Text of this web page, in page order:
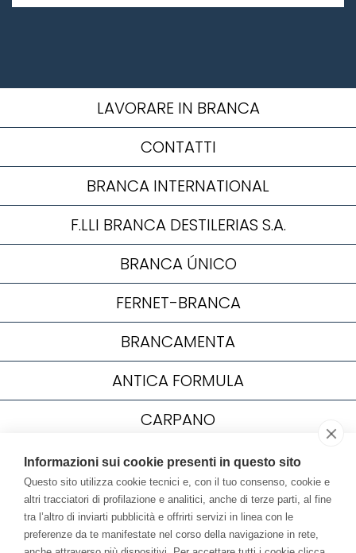
LAVORARE IN BRANCA
CONTATTI
BRANCA INTERNATIONAL
F.LLI BRANCA DESTILERIAS S.A.
BRANCA ÚNICO
FERNET-BRANCA
BRANCAMENTA
ANTICA FORMULA
CARPANO
CAFFÉ BORGHETTI
YOUTUBE
BEVI RESPONSABILMENTE
Informazioni sui cookie presenti in questo sito
Questo sito utilizza cookie tecnici e, con il tuo consenso, cookie e
altri tracciatori di profilazione e analitici, anche di terze parti, al fine
tra l’altro di inviarti pubblicità e offrirti servizi in linea con le
preferenze da te manifestate nel corso della navigazione in rete,